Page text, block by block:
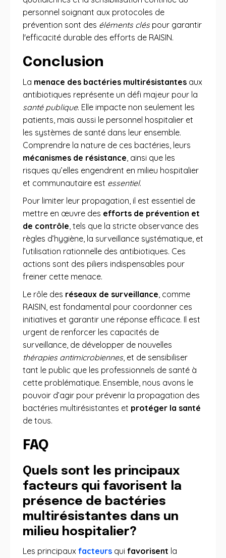
personnel soignant aux protocoles de
prévention sont des éléments cléspour garantir
l'efficacité durable des efforts de RAISIN.
Conclusion
La menace des bactéries multirésistantes aux
antibiotiques représente un défi majeur pour la
santé publique. Elle impacte non seulement les
patients, mais aussi le personnel hospitalier et
les systèmes de santé dans leur ensemble.
Comprendre la nature de ces bactéries, leurs
mécanismes de résistance, ainsi que les
risques qu’elles engendrent en milieu hospitalier
et communautaire est essentiel.
Pour limiter leur propagation, il est essentiel de
mettre en œuvre des efforts de prévention et
de contrôle, tels que la stricte observance des
règles d’hygiène, la surveillance systématique, et
l’utilisation rationnelle des antibiotiques. Ces
actions sont des piliers indispensables pour
freiner cette menace.
Le rôle des réseaux de surveillance, comme
RAISIN, est fondamental pour coordonner ces
initiatives et garantir une réponse efficace. Il est
urgent de renforcer les capacités de
surveillance, de développer de nouvelles
thérapies antimicrobiennes, et de sensibiliser
tant le public que les professionnels de santé à
cette problématique. Ensemble, nous avons le
pouvoir d’agir pour prévenir la propagation des
bactéries multirésistantes et protéger la santé
de tous.
FAQ
Quels sont les principaux
facteurs qui favorisent la
présence de bactéries
multirésistantes dans un
milieu hospitalier?
Les principaux facteurs qui favorisent la